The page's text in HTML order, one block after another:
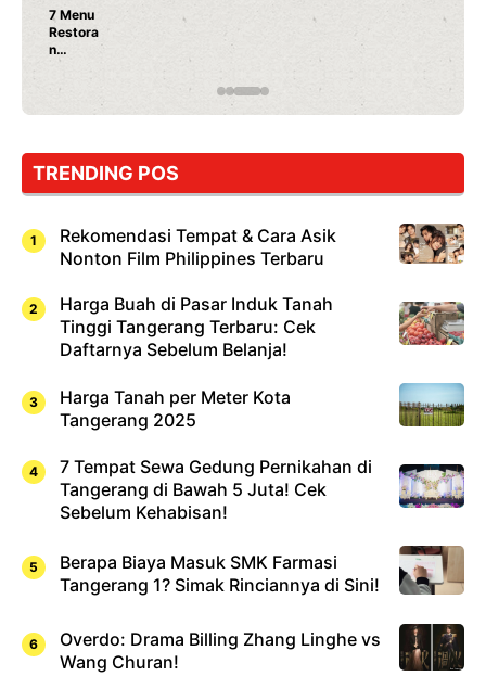
7 Menu
Restora
n
Jepang
Dicoba,
Cuma
Sushi!
TRENDING POS
Rekomendasi Tempat & Cara Asik
Nonton Film Philippines Terbaru
Harga Buah di Pasar Induk Tanah
Tinggi Tangerang Terbaru: Cek
Daftarnya Sebelum Belanja!
Harga Tanah per Meter Kota
Tangerang 2025
7 Tempat Sewa Gedung Pernikahan di
Tangerang di Bawah 5 Juta! Cek
Sebelum Kehabisan!
Berapa Biaya Masuk SMK Farmasi
Tangerang 1? Simak Rinciannya di Sini!
Overdo: Drama Billing Zhang Linghe vs
Wang Churan!